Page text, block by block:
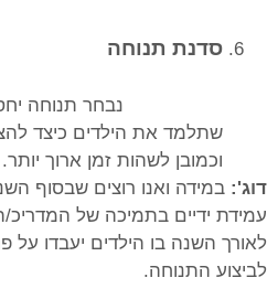
סדנת תנוחה
נבחר תנוחה
שתלמד את הילדים כיצד
וכמובן לשהות זמן ארוך יותר.
דוג': במידה ואנו רוצים שבסוף
עמידת ידיים בתמיכה של המדריכ/
לאורך השנה בו הילדים יעבדו על
לביצוע התנוחה.